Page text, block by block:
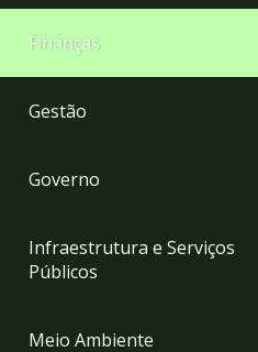
Finanças
Gestão
Governo
Infraestrutura e Serviços
Públicos
Meio Ambiente